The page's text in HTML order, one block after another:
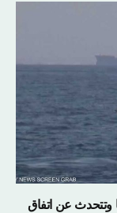
وتتحدث عن اتفاق